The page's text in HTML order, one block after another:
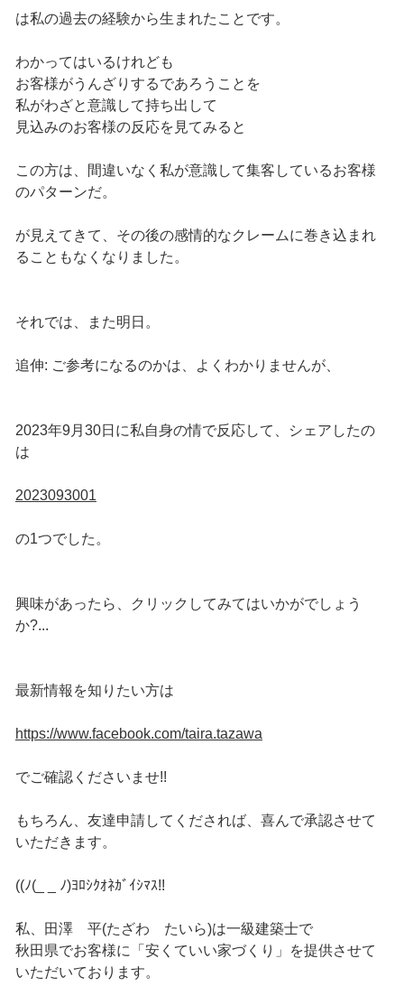
は私の過去の経験から生まれたことです。
わかってはいるけれども
お客様がうんざりするであろうことを
私がわざと意識して持ち出して
見込みのお客様の反応を見てみると
この方は、間違いなく私が意識して集客しているお客様
のパターンだ。
が見えてきて、その後の感情的なクレームに巻き込まれ
ることもなくなりました。
それでは、また明日。
追伸: ご参考になるのかは、よくわかりませんが、
2023年9月30日に私自身の情で反応して、シェアしたの
は
2023093001
の1つでした。
興味があったら、クリックしてみてはいかがでしょう
か?...
最新情報を知りたい方は
https://www.facebook.com/taira.tazawa
でご確認くださいませ!!
もちろん、友達申請してくだされば、喜んで承認させて
いただきます。
((ﾉ(_ _ ﾉ)ﾖﾛｼｸｵﾈｶﾞｲｼﾏｽ!!
私、田澤 平(たざわ たいら)は一級建築士で
秋田県でお客様に「安くていい家づくり」を提供させて
いただいております。